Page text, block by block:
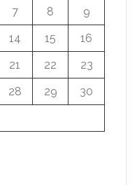
7 8
9
14 15
16
21 22
23
28 29
30